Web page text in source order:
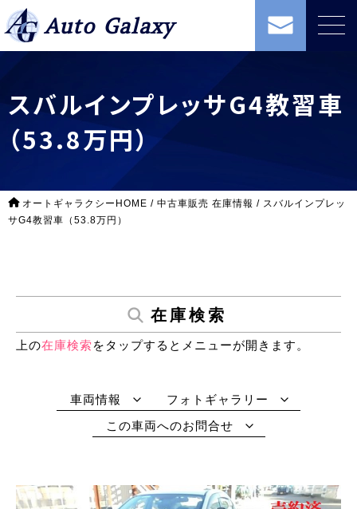
Auto Galaxy
スバルインプレッサG4教習車
（53.8万円）
オートギャラクシーHOME / 中古車販売 在庫情報 / スバルインプレッ
サG4教習車（53.8万円）
在庫検索
上の在庫検索をタップするとメニューが開きます。
車両情報
フォトギャラリー
この車両へのお問合せ